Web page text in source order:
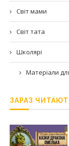
Світ мами
Світ тата
Школярі
Матеріали
ЗАРАЗ